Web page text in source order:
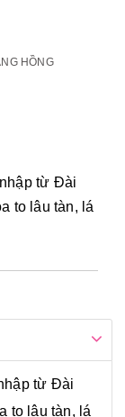
HỒNG
từ Đài
to lâu tàn, lá
từ Đài
to lâu tàn, lá